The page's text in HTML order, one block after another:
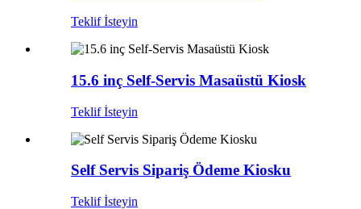
Teklif İsteyin
15.6 inç Self-Servis Masaüstü Kiosk
Teklif İsteyin
Self Servis Sipariş Ödeme Kiosku
Teklif İsteyin